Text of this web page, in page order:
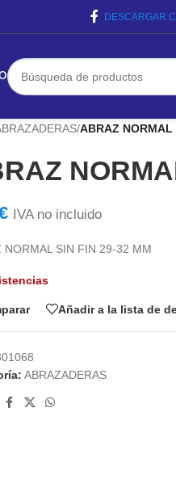
DESCARGAR
/ABRAZ NORMAL
IVA no incluido
NORMAL SIN FIN 29-32 MM
Añadir a la lista de
ABRAZADERAS